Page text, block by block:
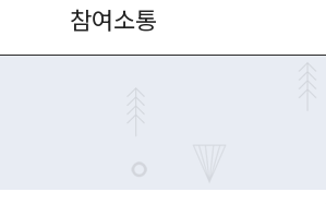
참여소통